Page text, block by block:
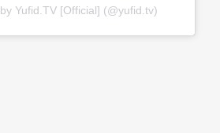
Yufid.TV [Official] (@yufid.tv)